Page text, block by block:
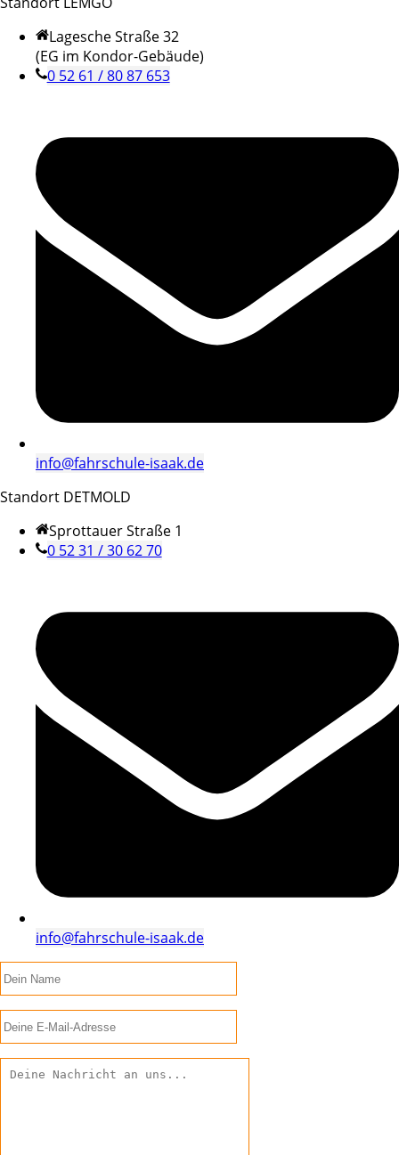
Lagesche Straße 32
(EG im Kondor-Gebäude)
0 52 61 / 80 87 653
info@fahrschule-isaak.de
Standort DETMOLD
Sprottauer Straße 1
0 52 31 / 30 62 70
info@fahrschule-isaak.de